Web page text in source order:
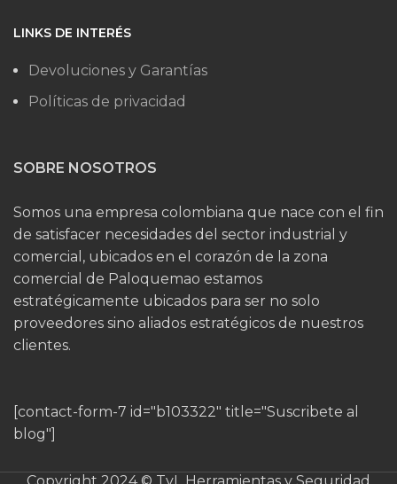
LINKS DE INTERÉS
Devoluciones y Garantías
Políticas de privacidad
SOBRE NOSOTROS
Somos una empresa colombiana que nace con el fin
de satisfacer necesidades del sector industrial y
comercial, ubicados en el corazón de la zona
comercial de Paloquemao estamos
estratégicamente ubicados para ser no solo
proveedores sino aliados estratégicos de nuestros
clientes.
[contact-form-7 id="b103322" title="Suscribete al
blog"]